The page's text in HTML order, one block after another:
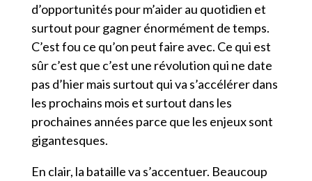
d’opportunités pour m’aider au quotidien et
surtout pour gagner énormément de temps.
C’est fou ce qu’on peut faire avec. Ce qui est
sûr c’est que c’est une révolution qui ne date
pas d’hier mais surtout qui va s’accélérer dans
les prochains mois et surtout dans les
prochaines années parce que les enjeux sont
gigantesques.
En clair, la bataille va s’accentuer. Beaucoup